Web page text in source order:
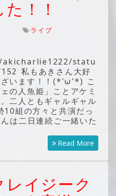
！！
ライブ
statu
私もあきさん大好
ざいます！！(*'ω'*) こ
の人魚姫」ことアケミ
二人ともギャルギャル
10組の方々と共演だっ
は二日連続ご一緒いた
Read More
レイジーク